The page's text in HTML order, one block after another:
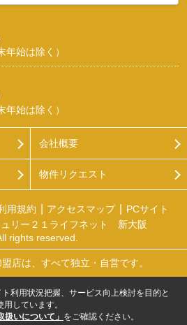
始は除く）
始は除く）
会社概要
物件リクエスト
用規約 アクセスマップ
PCサイト
リー２１ライフネット 新大阪
rights reserved.
店は、すべて独立・自営です。
利用状況把握、サービス向上検討を目的と
しています。
扱いについて」 をご確認ください。